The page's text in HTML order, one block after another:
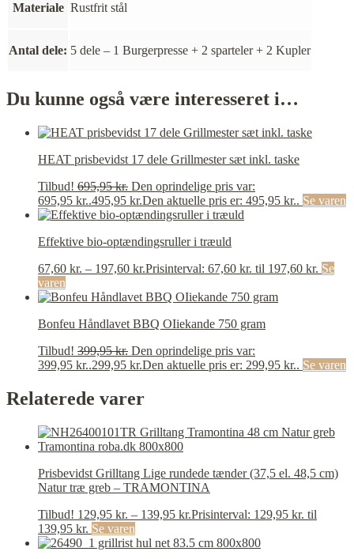
Materiale Rustfrit stål
Antal dele: 5 dele – 1 Burgerpresse + 2 sparteler + 2 Kupler
Du kunne også være interesseret i…
HEAT prisbevidst 17 dele Grillmester sæt inkl. taske
Tilbud! 695,95kr. Den oprindelige pris var:
695,95 kr..495,95 kr.Den aktuelle pris er: 495,95 kr.. Se varen
Effektive bio-optændingsruller i træuld
67,60 kr. – 197,60 kr.Prisinterval: 67,60 kr. til 197,60 kr. Se
varen
Bonfeu Håndlavet BBQ OIiekande 750 gram
Tilbud! 399,95kr. Den oprindelige pris var:
399,95 kr..299,95 kr.Den aktuelle pris er: 299,95 kr.. Se varen
Relaterede varer
Prisbevidst Grilltang Lige rundede tænder (37,5 el. 48,5 cm)
Natur træ greb – TRAMONTINA
Tilbud! 129,95 kr. – 139,95 kr.Prisinterval: 129,95 kr. til
139,95 kr. Se varen